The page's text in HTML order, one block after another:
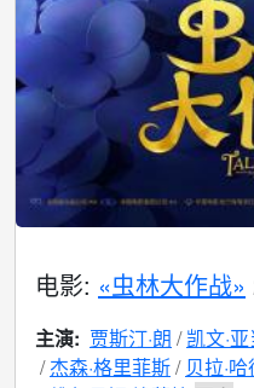
电影: «虫林大作战»
主演: 贾斯汀·朗 凯文·
杰森·格里菲斯
贝拉·